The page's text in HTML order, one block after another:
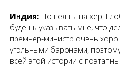
Индия: Пошел ты на хер,
будешь указывать мне, что
премьер-министр очень
угольными баронами,
всей этой истории с